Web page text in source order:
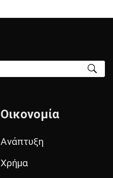
Οικονομία
Ανάπτυξη
Χρήμα